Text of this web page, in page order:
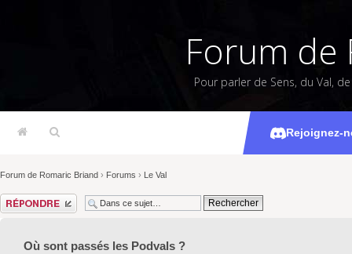
Forum de
Pour parler de Sens, du Val,
Rejoignez-
Où
Forum de Romaric Briand › Forums › Le Val
Répondre
Où sont passés les Podvals ?